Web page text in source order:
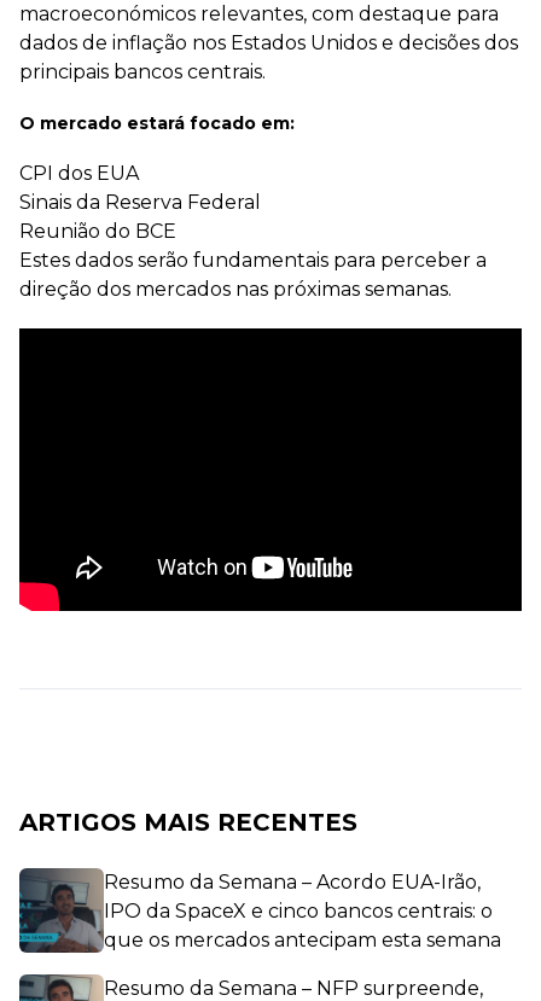
macroeconómicos relevantes, com destaque para
dados de inflação nos Estados Unidos e decisões dos
principais bancos centrais.
O mercado estará focado em:
CPI dos EUA
Sinais da Reserva Federal
Reunião do BCE
Estes dados serão fundamentais para perceber a
direção dos mercados nas próximas semanas.
ARTIGOS MAIS RECENTES
Resumo da Semana – Acordo EUA-Irão,
IPO da SpaceX e cinco bancos centrais: o
que os mercados antecipam esta semana
Resumo da Semana – NFP surpreende,